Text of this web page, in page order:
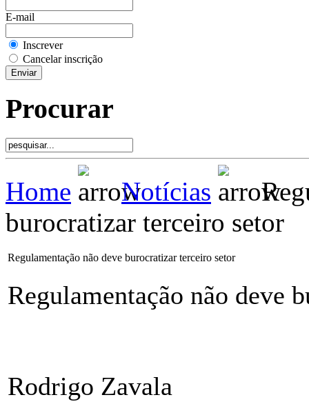
E-mail
Inscrever
Cancelar inscrição
Procurar
Home Notícias
burocratizar terceiro setor
Regulamentação não deve burocratizar terceiro setor
Regulamentação não deve
Rodrigo Zavala